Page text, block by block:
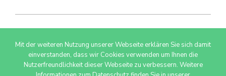
© 2026 AdSimple GmbH
Mit der weiteren Nutzung unserer Webseite erklären Sie sich damit
einverstanden, dass wir Cookies verwenden um Ihnen die
Nutzerfreundlichkeit dieser Webseite zu verbessern. Weitere